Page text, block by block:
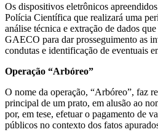
Os dispositivos eletrônicos
Polícia Científica que realizará uma
análise técnica e extração de dados
GAECO para dar prosseguimento as
condutas e identificação de eventuais
Operação “Arbóreo”
O nome da operação, “Arbóreo”, faz
principal de um prato, em alusão ao
por, em tese, efetuar o pagamento de
públicos no contexto dos fatos